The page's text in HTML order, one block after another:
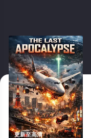
更新至高清